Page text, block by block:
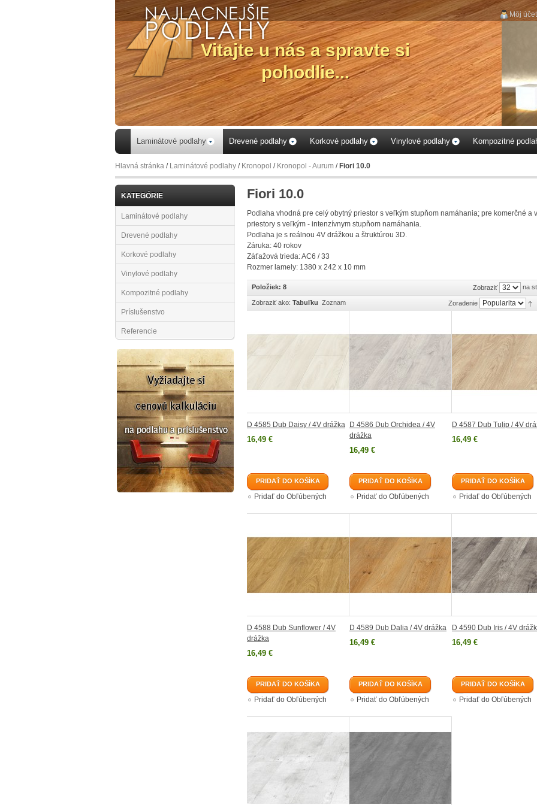
Môj účet
Laminátové podlahy Drevené podlahy Korkové podlahy Vinylové podlahy Kompozitné
Hlavná stránka / Laminátové podlahy / Kronopol / Kronopol - Aurum / Fiori 10.0
KATEGÓRIE
Laminátové podlahy
Drevené podlahy
Korkové podlahy
Vinylové podlahy
Kompozitné podlahy
Príslušenstvo
Referencie
Fiori 10.0
Podlaha vhodná pre celý obytný priestor s veľkým stupňom namáhania; pre komerčné a
priestory s veľkým - intenzívnym stupňom namáhania.
Podlaha je s reálnou 4V drážkou a štruktúrou 3D.
Záruka: 40 rokov
Záťažová trieda: AC6 / 33
Rozmer lamely: 1380 x 242 x 10 mm
Položiek: 8 Zobraziť na
Zobraziť ako: Tabuľku Zoznam Zoradenie
D 4585 Dub Daisy / 4V drážka
16,49 €
PRIDAŤ DO KOŠÍKA
Pridať do Obľúbených
D 4586 Dub Orchidea / 4V
drážka
16,49 €
PRIDAŤ DO KOŠÍKA
Pridať do Obľúbených
D 4587 Dub Tulip / 4V
16,49 €
PRIDAŤ DO KOŠÍKA
Pridať do Obľúbených
D 4588 Dub Sunflower / 4V
drážka
16,49 €
PRIDAŤ DO KOŠÍKA
Pridať do Obľúbených
D 4589 Dub Dalia / 4V drážka
16,49 €
PRIDAŤ DO KOŠÍKA
Pridať do Obľúbených
D 4590 Dub Iris / 4V
16,49 €
PRIDAŤ DO KOŠÍKA
Pridať do Obľúbených